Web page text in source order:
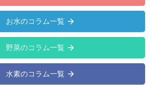
お水のコラム一覧
野菜のコラム一覧
水素のコラム一覧